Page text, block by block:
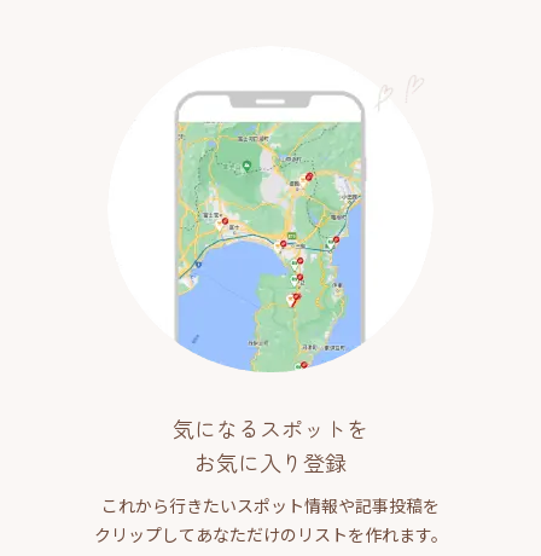
気になるスポットを
お気に入り登録
これから行きたいスポット情報や記事投稿を
クリップしてあなただけのリストを作れます。